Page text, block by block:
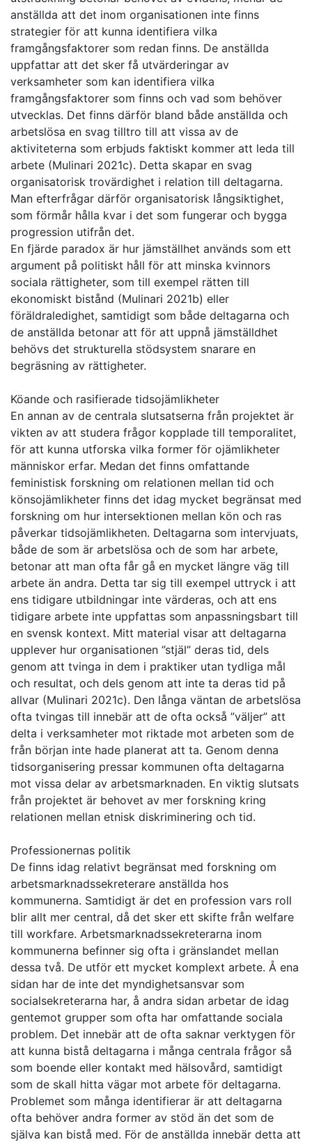
anställda att det inom organisationen inte finns
strategier för att kunna identifiera vilka
framgångsfaktorer som redan finns. De anställda
uppfattar att det sker få utvärderingar av
verksamheter som kan identifiera vilka
framgångsfaktorer som finns och vad som behöver
utvecklas. Det finns därför bland både anställda och
arbetslösa en svag tilltro till att vissa av de
aktiviteterna som erbjuds faktiskt kommer att leda till
arbete (Mulinari 2021c). Detta skapar en svag
organisatorisk trovärdighet i relation till deltagarna.
Man efterfrågar därför organisatorisk långsiktighet,
som förmår hålla kvar i det som fungerar och bygga
progression utifrån det.
En fjärde paradox är hur jämställhet används som ett
argument på politiskt håll för att minska kvinnors
sociala rättigheter, som till exempel rätten till
ekonomiskt bistånd (Mulinari 2021b) eller
föräldraledighet, samtidigt som både deltagarna och
de anställda betonar att för att uppnå jämställdhet
behövs det strukturella stödsystem snarare en
begräsning av rättigheter.
Köande och rasifierade tidsojämlikheter
En annan av de centrala slutsatserna från projektet är
vikten av att studera frågor kopplade till temporalitet,
för att kunna utforska vilka former för ojämlikheter
människor erfar. Medan det finns omfattande
feministisk forskning om relationen mellan tid och
könsojämlikheter finns det idag mycket begränsat med
forskning om hur intersektionen mellan kön och ras
påverkar tidsojämlikheten. Deltagarna som intervjuats,
både de som är arbetslösa och de som har arbete,
betonar att man ofta får gå en mycket längre väg till
arbete än andra. Detta tar sig till exempel uttryck i att
ens tidigare utbildningar inte värderas, och att ens
tidigare arbete inte uppfattas som anpassningsbart till
en svensk kontext. Mitt material visar att deltagarna
upplever hur organisationen ”stjäl” deras tid, dels
genom att tvinga in dem i praktiker utan tydliga mål
och resultat, och dels genom att inte ta deras tid på
allvar (Mulinari 2021c). Den långa väntan de arbetslösa
ofta tvingas till innebär att de ofta också ”väljer” att
delta i verksamheter mot riktade mot arbeten som de
från början inte hade planerat att ta. Genom denna
tidsorganisering pressar kommunen ofta deltagarna
mot vissa delar av arbetsmarknaden. En viktig slutsats
från projektet är behovet av mer forskning kring
relationen mellan etnisk diskriminering och tid.
Professionernas politik
De finns idag relativt begränsat med forskning om
arbetsmarknadssekreterare anställda hos
kommunerna. Samtidigt är det en profession vars roll
blir allt mer central, då det sker ett skifte från welfare
till workfare. Arbetsmarknadssekreterarna inom
kommunerna befinner sig ofta i gränslandet mellan
dessa två. De utför ett mycket komplext arbete. Å ena
sidan har de inte det myndighetsansvar som
socialsekreterarna har, å andra sidan arbetar de idag
gentemot grupper som ofta har omfattande sociala
problem. Det innebär att de ofta saknar verktygen för
att kunna bistå deltagarna i många centrala frågor så
som boende eller kontakt med hälsovård, samtidigt
som de skall hitta vägar mot arbete för deltagarna.
Problemet som många identifierar är att deltagarna
ofta behöver andra former av stöd än det som de
själva kan bistå med. För de anställda innebär detta att